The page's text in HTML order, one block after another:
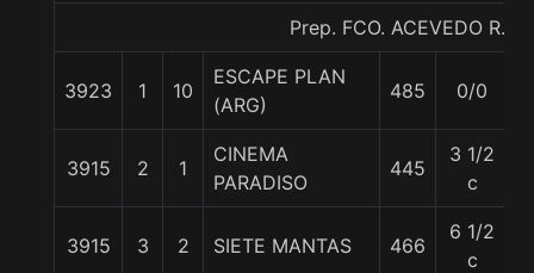
Prep. FCO. ACEVEDO R.
3923 1 10
ESCAPE PLAN
(ARG)
485 0/0
3915 2 1
CINEMA
PARADISO
445
3 1/2
c
3915 3 2 SIETE MANTAS 466
6 1/2
c